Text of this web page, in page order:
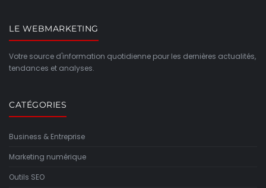
LE WEBMARKETING
Votre source d'information quotidienne pour les dernières actualités,
tendances et analyses.
CATÉGORIES
Business & Entreprise
Marketing numérique
Outils SEO